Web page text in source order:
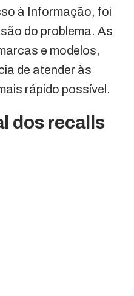
à Informação, foi
do problema. As
e modelos,
de atender às
rápido possível.
dos recalls